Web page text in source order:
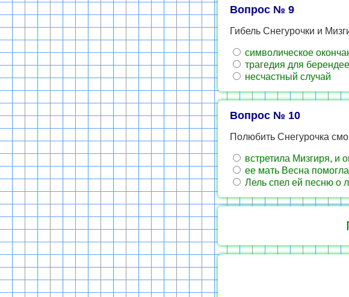
Вопрос № 9
Гибель Снегурочки и
символическое
трагедия для
несчастный случай
Вопрос № 10
Полюбить Снегурочка
встретила Мизгиря, и
ее мать Весна
Лель спел ей песню о